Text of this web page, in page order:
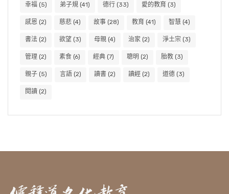
幸福 (5) 弟子規 (41) 德行 (33) 愛的教育 (3)
感恩 (2) 慈悲 (4) 故事 (28) 教育 (41) 智慧 (4)
書法 (2) 欲望 (3) 母親 (4) 治家 (2) 淨土宗 (3)
管理 (2) 素食 (6) 經典 (7) 聰明 (2) 胎教 (3)
親子 (5) 言語 (2) 讀書 (2) 讀經 (2) 道德 (3)
閱讀 (2)